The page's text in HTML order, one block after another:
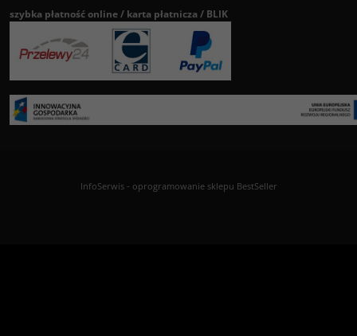
szybka płatność online / karta płatnicza / BLIK
InfoSerwis- oprogramowanie sklepu BestSeller